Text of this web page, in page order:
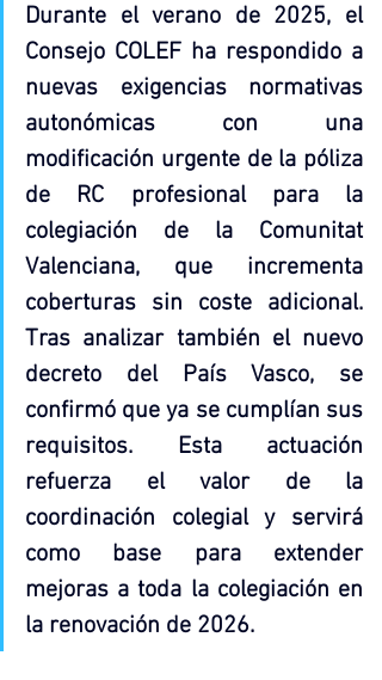
Durante el verano de 2025, el
Consejo COLEF ha respondido a
nuevas exigencias normativas
autonómicas con una
modificación urgente de la póliza
de RC profesional para la
colegiación de la Comunitat
Valenciana, que incrementa
coberturas sin coste adicional.
Tras analizar también el nuevo
decreto del País Vasco, se
confirmó que ya se cumplían sus
requisitos. Esta actuación
refuerza el valor de la
coordinación colegial y servirá
como base para extender
mejoras a toda la colegiación en
la renovación de 2026.